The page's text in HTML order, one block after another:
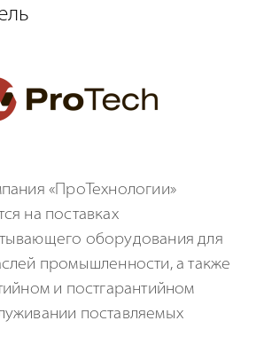
«ПроТехнологии»
на поставках
оборудования для
промышленности, а также
и постгарантийном
поставляемых